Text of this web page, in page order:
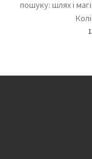
пошуку: шлях і